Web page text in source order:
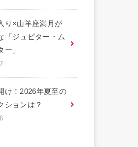
り×山羊座満月が
「ジュピター・ム
ー」
け！2026年夏至の
ションは？